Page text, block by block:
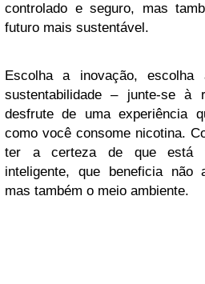
controlado e seguro, mas
futuro mais sustentável.
Escolha a inovação,
sustentabilidade – junte-se à
desfrute de uma experiência
como você consome nicotina.
ter a certeza de que está
inteligente, que beneficia não
mas também o meio ambiente.